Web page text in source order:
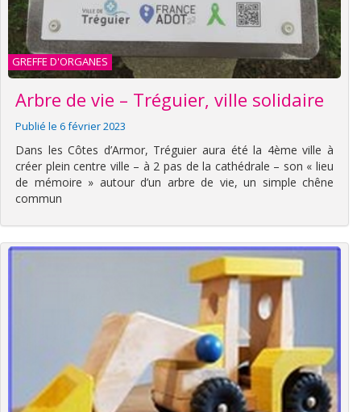
GREFFE D'ORGANES
Arbre de vie – Tréguier, ville solidaire
Publié le 6 février 2023
Dans les Côtes d’Armor, Tréguier aura été la 4ème ville à
créer plein centre ville – à 2 pas de la cathédrale – son « lieu
de mémoire » autour d’un arbre de vie, un simple chêne
commun